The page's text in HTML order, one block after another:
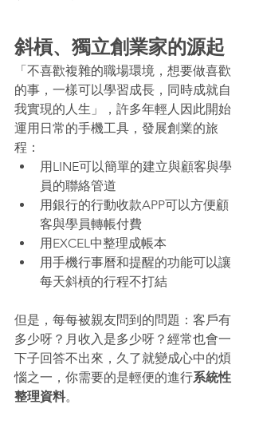
斜槓、獨立創業家的源起
「不喜歡複雜的職場環境，想要做喜歡
的事，一樣可以學習成長，同時成就自
我實現的人生」，許多年輕人因此開始
運用日常的手機工具，發展創業的旅
程：
用LINE可以簡單的建立與顧客與學
員的聯絡管道
用銀行的行動收款APP可以方便顧
客與學員轉帳付費
用EXCEL中整理成帳本
用手機行事曆和提醒的功能可以讓
每天斜槓的行程不打結
但是，每每被親友問到的問題：客戶有
多少呀？月收入是多少呀？經常也會一
下子回答不出來，久了就變成心中的煩
惱之一，你需要的是輕便的進行系統性
整理資料。